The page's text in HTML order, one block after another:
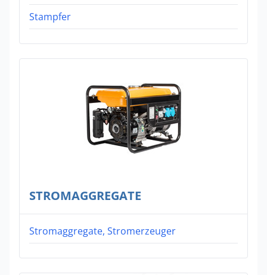
Stampfer
STROMAGGREGATE
Stromaggregate, Stromerzeuger